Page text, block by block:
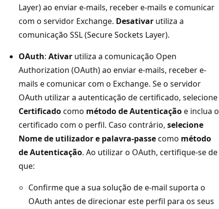
Layer) ao enviar e-mails, receber e-mails e comunicar
com o servidor Exchange. Desativar utiliza a
comunicação SSL (Secure Sockets Layer).
OAuth: Ativar utiliza a comunicação Open
Authorization (OAuth) ao enviar e-mails, receber e-
mails e comunicar com o Exchange. Se o servidor
OAuth utilizar a autenticação de certificado, selecione
Certificadocomo método de Autenticaçãoe inclua o
certificado com o perfil. Caso contrário, selecione
Nome de utilizador e palavra-passecomo método
de Autenticação. Ao utilizar o OAuth, certifique-se de
que:
Confirme que a sua solução de e-mail suporta o
OAuth antes de direcionar este perfil para os seus